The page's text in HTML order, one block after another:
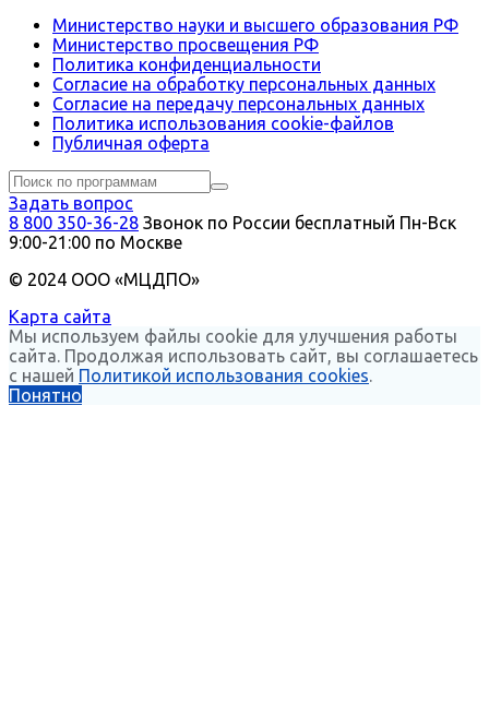
Министерство науки и высшего образования РФ
Министерство просвещения РФ
Политика конфиденциальности
Согласие на обработку персональных данных
Согласие на передачу персональных данных
Политика использования сookie-файлов
Публичная оферта
Задать вопрос
8 800 350-36-28 Звонок по России бесплатный Пн-Вск
9:00-21:00 по Москве
© 2024 ООО «МЦДПО»
Карта сайта
Мы используем файлы cookie для улучшения работы
сайта. Продолжая использовать сайт, вы соглашаетесь
с нашей Политикой использования cookies.
Понятно